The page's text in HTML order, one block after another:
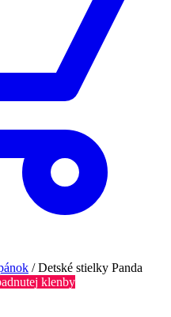
/Detské stielky Panda
klenby